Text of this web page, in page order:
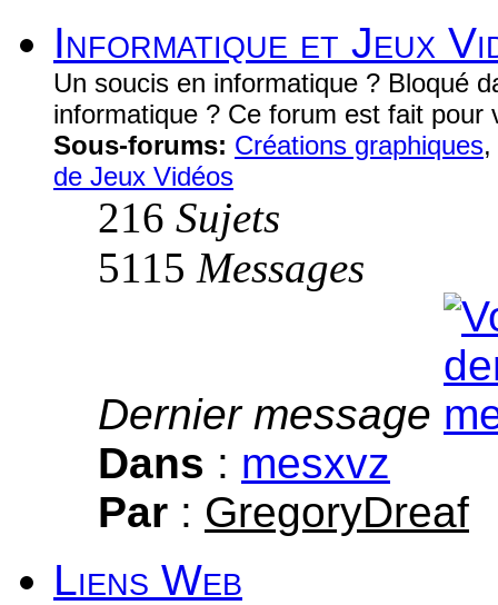
Informatique et Jeux
Un soucis en informatique ? Bloqué
informatique ? Ce forum est fait pour
Sous-forums: Créations graphiques,
de Jeux Vidéos
216 Sujets
5115 Messages
Dernier message
Dans : mesxvz
Par : GregoryDreaf
Liens Web